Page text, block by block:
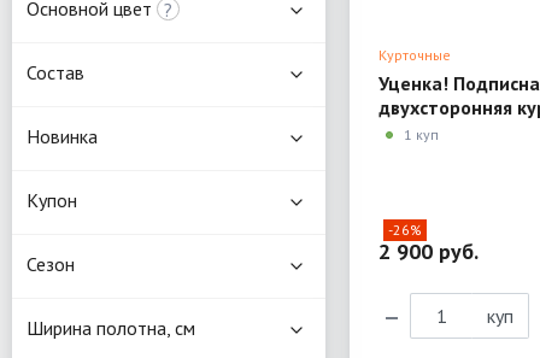
Курточные
Уценка!
двухсторонняя
стежка Roberto
1 куп
-26%
2 900 руб.
куп
Основной цвет ?
Состав
Новинка
Купон
Сезон
Ширина полотна, см